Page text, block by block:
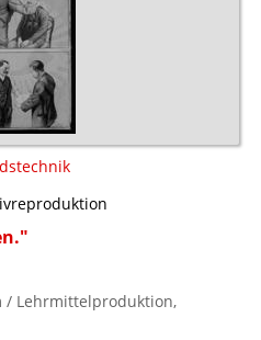
/ Lehrmittelproduktion,